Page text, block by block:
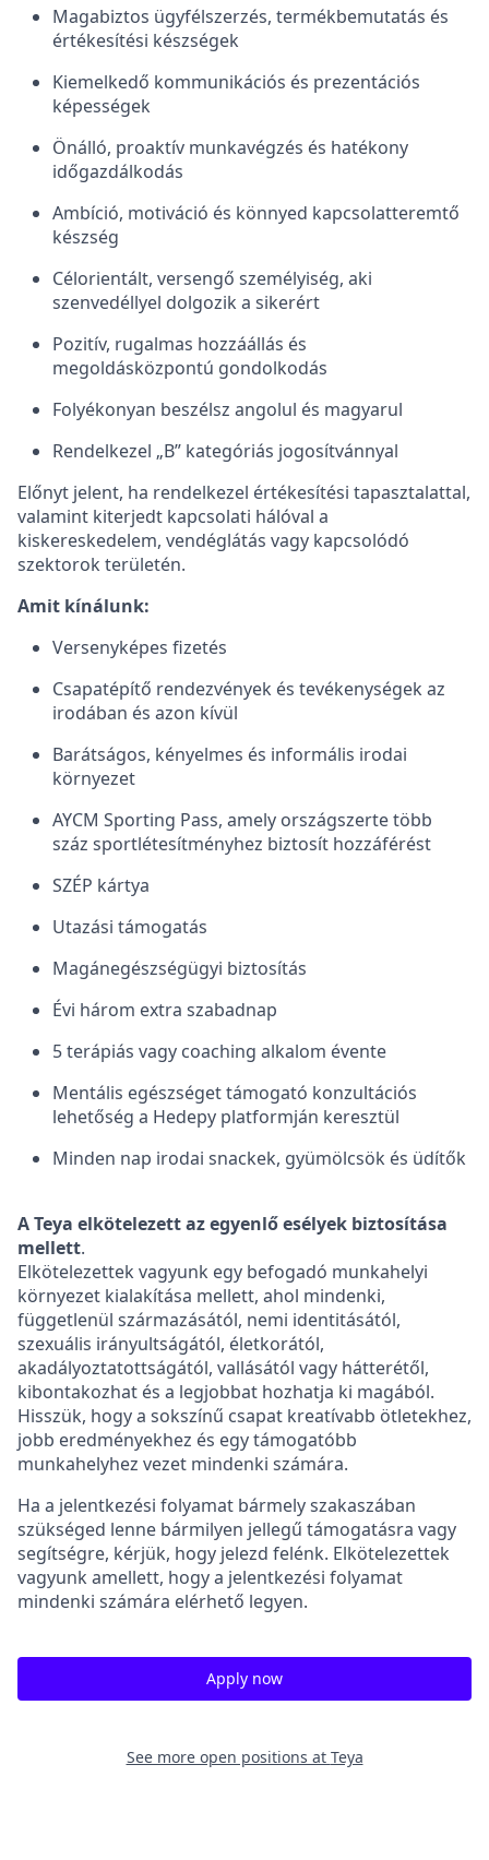
Magabiztos ügyfélszerzés, termékbemutatás és
értékesítési készségek
Kiemelkedő kommunikációs és prezentációs
képességek
Önálló, proaktív munkavégzés és hatékony
időgazdálkodás
Ambíció, motiváció és könnyed kapcsolatteremtő
készség
Célorientált, versengő személyiség, aki
szenvedéllyel dolgozik a sikerért
Pozitív, rugalmas hozzáállás és
megoldásközpontú gondolkodás
Folyékonyan beszélsz angolul és magyarul
Rendelkezel „B” kategóriás jogosítvánnyal
Előnyt jelent, ha rendelkezel értékesítési tapasztalattal,
valamint kiterjedt kapcsolati hálóval a
kiskereskedelem, vendéglátás vagy kapcsolódó
szektorok területén.
Amit kínálunk:
Versenyképes fizetés
Csapatépítő rendezvények és tevékenységek az
irodában és azon kívül
Barátságos, kényelmes és informális irodai
környezet
AYCM Sporting Pass, amely országszerte több
száz sportlétesítményhez biztosít hozzáférést
SZÉP kártya
Utazási támogatás
Magánegészségügyi biztosítás
Évi három extra szabadnap
5 terápiás vagy coaching alkalom évente
Mentális egészséget támogató konzultációs
lehetőség a Hedepy platformján keresztül
Minden nap irodai snackek, gyümölcsök és üdítők
A Teya elkötelezett az egyenlő esélyek biztosítása
mellett.
Elkötelezettek vagyunk egy befogadó munkahelyi
környezet kialakítása mellett, ahol mindenki,
függetlenül származásától, nemi identitásától,
szexuális irányultságától, életkorától,
akadályoztatottságától, vallásától vagy hátterétől,
kibontakozhat és a legjobbat hozhatja ki magából.
Hisszük, hogy a sokszínű csapat kreatívabb ötletekhez,
jobb eredményekhez és egy támogatóbb
munkahelyhez vezet mindenki számára.
Ha a jelentkezési folyamat bármely szakaszában
szükséged lenne bármilyen jellegű támogatásra vagy
segítségre, kérjük, hogy jelezd felénk. Elkötelezettek
vagyunk amellett, hogy a jelentkezési folyamat
mindenki számára elérhető legyen.
Apply now
See more open positions at Teya